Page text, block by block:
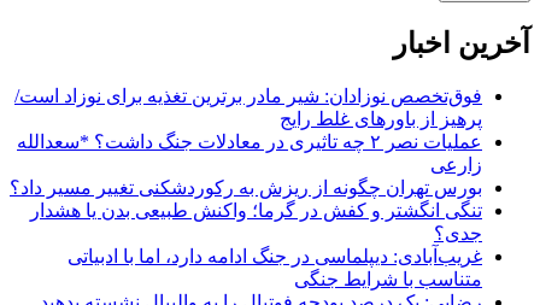
آخرین اخبار
فوق‌تخصص نوزادان: شیر مادر برترین تغذیه برای نوزاد است/
پرهیز از باورهای غلط رایج
عملیات نصر ۲ چه تاثیری در معادلات جنگ داشت؟ *سعدالله
زارعی
بورس تهران چگونه از ریزش به رکوردشکنی تغییر مسیر داد؟
تنگی انگشتر و کفش در گرما؛ واکنش طبیعی بدن یا هشدار
جدی؟
غریب‌آبادی: دیپلماسی در جنگ ادامه دارد، اما با ادبیاتی
متناسب با شرایط جنگی